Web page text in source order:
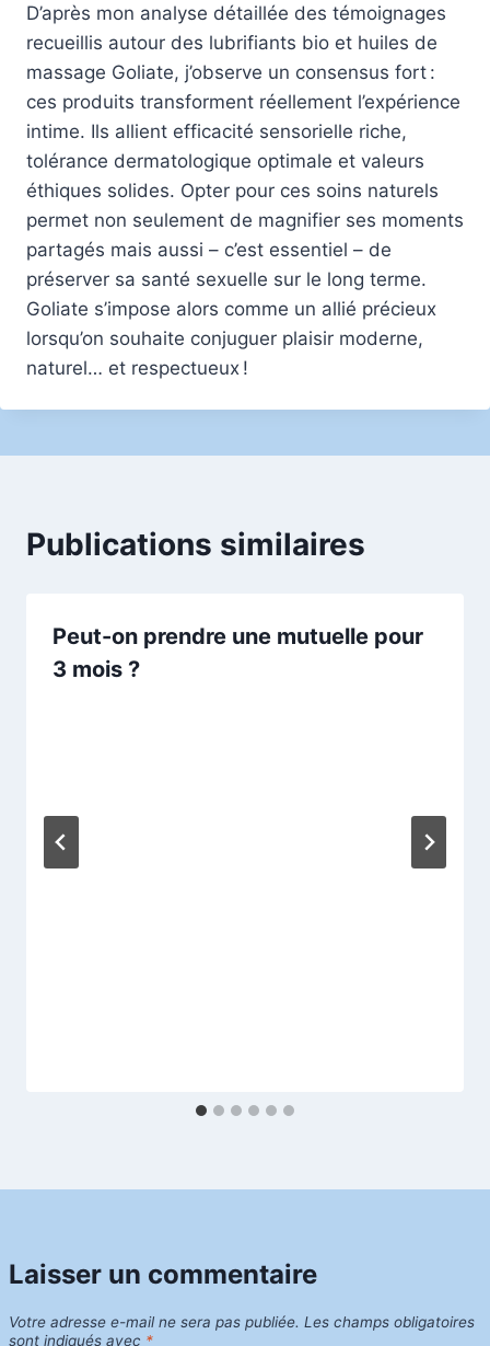
D’après mon analyse détaillée des témoignages
recueillis autour des lubrifiants bio et huiles de
massage Goliate, j’observe un consensus fort :
ces produits transforment réellement l’expérience
intime. Ils allient efficacité sensorielle riche,
tolérance dermatologique optimale et valeurs
éthiques solides. Opter pour ces soins naturels
permet non seulement de magnifier ses moments
partagés mais aussi – c’est essentiel – de
préserver sa santé sexuelle sur le long terme.
Goliate s’impose alors comme un allié précieux
lorsqu’on souhaite conjuguer plaisir moderne,
naturel… et respectueux !
Publications similaires
Peut-on prendre une mutuelle pour
3 mois ?
Laisser un commentaire
Votre adresse e-mail ne sera pas publiée. Les champs obligatoires
sont indiqués avec *